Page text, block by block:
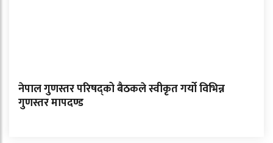
नेपाल गुणस्तर परिषद्को बैठकले स्वीकृत गर्यो विभिन्न
गुणस्तर मापदण्ड